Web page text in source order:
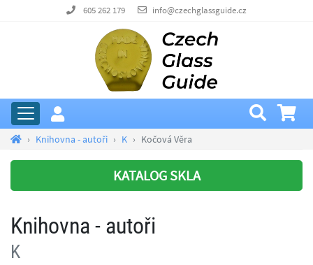
605 262 179 info@czechglassguide.cz
Knihovna - autoři K Kočová Věra
KATALOG SKLA
Knihovna - autoři
K